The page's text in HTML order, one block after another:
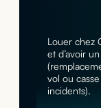
Louer chez
et d’avoir
vol ou
incidents).